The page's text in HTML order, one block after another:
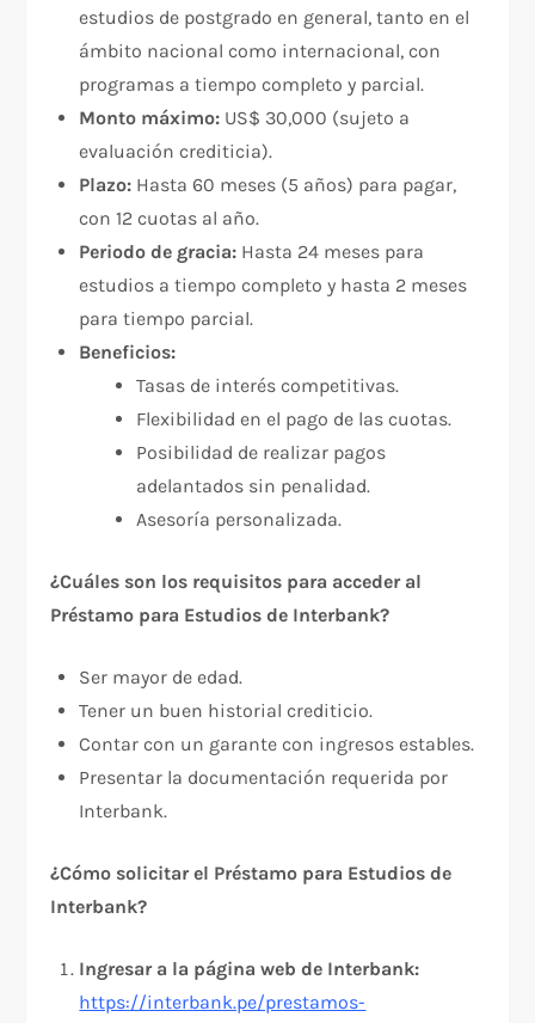
estudios de postgrado en general, tanto en el
ámbito nacional como internacional, con
programas a tiempo completo y parcial.
Monto máximo: US$ 30,000 (sujeto a
evaluación crediticia).
Plazo: Hasta 60 meses (5 años) para pagar,
con 12 cuotas al año.
Periodo de gracia: Hasta 24 meses para
estudios a tiempo completo y hasta 2 meses
para tiempo parcial.
Beneficios:
Tasas de interés competitivas.
Flexibilidad en el pago de las cuotas.
Posibilidad de realizar pagos
adelantados sin penalidad.
Asesoría personalizada.
¿Cuáles son los requisitos para acceder al
Préstamo para Estudios de Interbank?
Ser mayor de edad.
Tener un buen historial crediticio.
Contar con un garante con ingresos estables.
Presentar la documentación requerida por
Interbank.
¿Cómo solicitar el Préstamo para Estudios de
Interbank?
Ingresar a la página web de Interbank:
https://interbank.pe/prestamos-